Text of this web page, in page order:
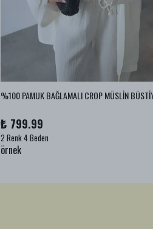
₺ 799.99
2 Renk 4 Beden
örnek